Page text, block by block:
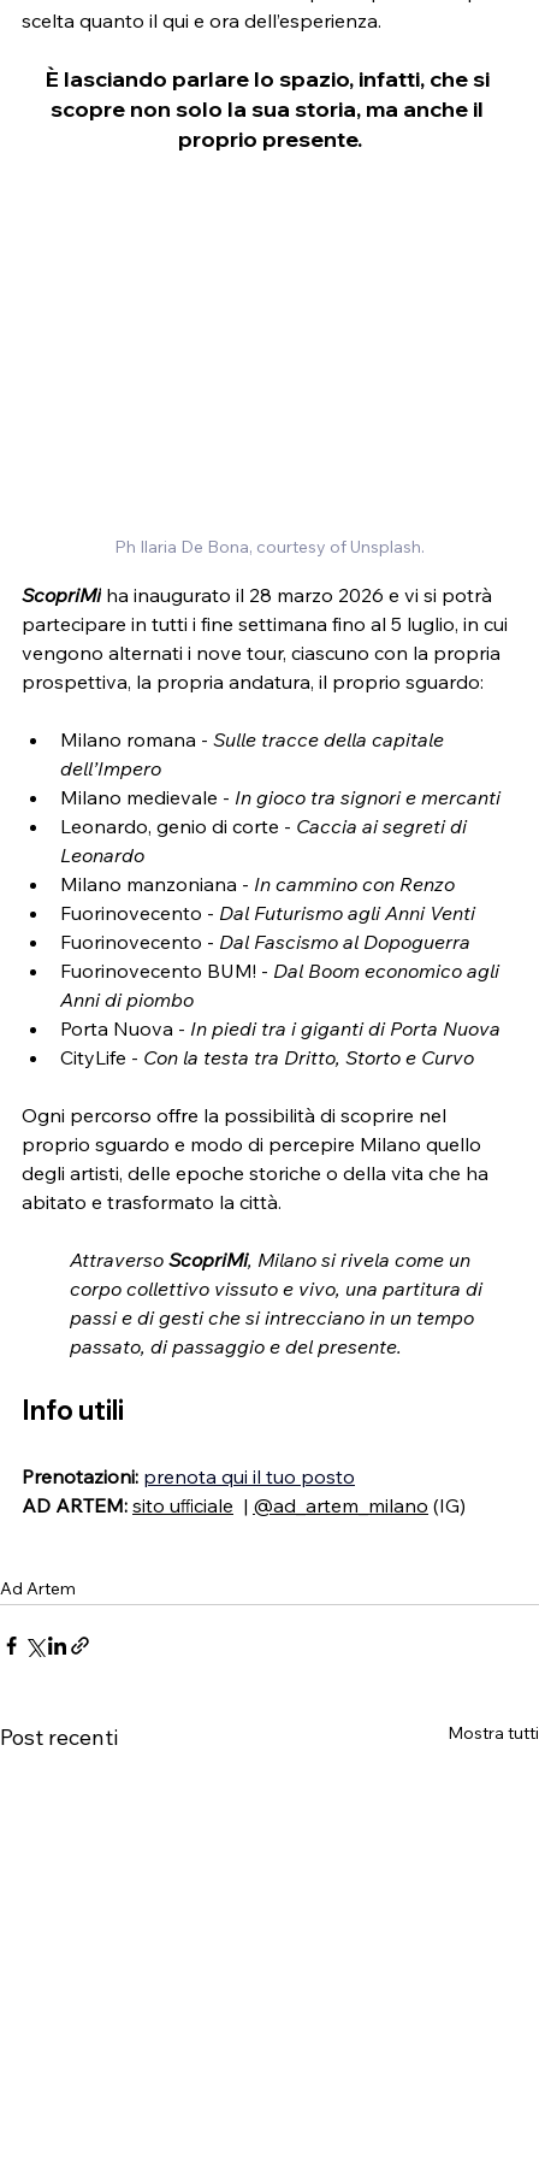
scelta quanto il qui e ora dell’esperienza.
È lasciando parlare lo spazio, infatti, che si
scopre non solo la sua storia, ma anche il
proprio presente.
Ph Ilaria De Bona, courtesy of Unsplash.
ScopriMi ha inaugurato il 28 marzo 2026 e vi si potrà
partecipare in tutti i fine settimana fino al 5 luglio, in cui
vengono alternati i nove tour, ciascuno con la propria
prospettiva, la propria andatura, il proprio sguardo:
Milano romana - Sulle tracce della capitale
dell’Impero
Milano medievale - In gioco tra signori e mercanti
Leonardo, genio di corte - Caccia ai segreti di
Leonardo
Milano manzoniana - In cammino con Renzo
Fuorinovecento - Dal Futurismo agli Anni Venti
Fuorinovecento - Dal Fascismo al Dopoguerra
Fuorinovecento BUM! - Dal Boom economico agli
Anni di piombo
Porta Nuova - In piedi tra i giganti di Porta Nuova
CityLife - Con la testa tra Dritto, Storto e Curvo
Ogni percorso offre la possibilità di scoprire nel
proprio sguardo e modo di percepire Milano quello
degli artisti, delle epoche storiche o della vita che ha
abitato e trasformato la città.
Attraverso ScopriMi, Milano si rivela come un
corpo collettivo vissuto e vivo, una partitura di
passi e di gesti che si intrecciano in un tempo
passato, di passaggio e del presente.
Info utili
Prenotazioni: prenota qui il tuo posto
AD ARTEM: sito uﬃciale
  |
@ad_artem_milano (IG)
Ad Artem
Post recenti Mostra tutti